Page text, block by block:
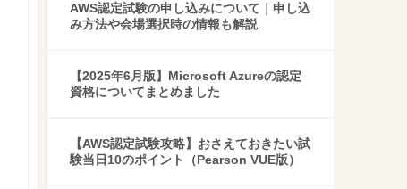
AWS認定試験の申し込みについて｜申し込
み方法や会場選択時の情報も解説
【2025年6月版】Microsoft Azureの認定
資格についてまとめました
【AWS認定試験攻略】おさえておきたい試
験当日10のポイント（Pearson VUE版）